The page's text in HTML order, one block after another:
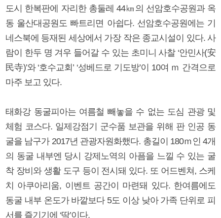
도시 한복판에 자리한 총둘레 44㎞의 선암호수공원과 옥
동 울산대공원도 빠트리면 아쉽다. 선암호수공원에는 기
네스북에 등재된 세상에서 가장 작은 종교시설이 있다. 사
람이 한두 명 겨우 들어갈 수 있는 초미니 사찰 ‘안민사(安
民寺)’와 ‘호수교회’ ‘성베드로 기도방’이 10여 ｍ 간격으로
마주 보고 있다.
태화강 동굴피아는 여름철 빼놓을 수 없는 도심 관광 및
체험 코스다. 일제강점기 군수품 보관을 위해 판 인공 동
굴을 남구가 2017년 관광자원화했다. 총길이 180ｍ인 4개
의 동굴 내부엔 당시 강제노역의 아픔을 느낄 수 있는 굴
착 장비와 생활 도구 등이 전시돼 있다. 또 어드벤쳐, 스케
치 아쿠아리움, 이벤트 공간이 마련돼 있다. 한여름에도
동굴 내부 온도가 바깥보다 5도 이상 낮아 가족 단위로 피
서를 즐기기에 ‘딱’이다.